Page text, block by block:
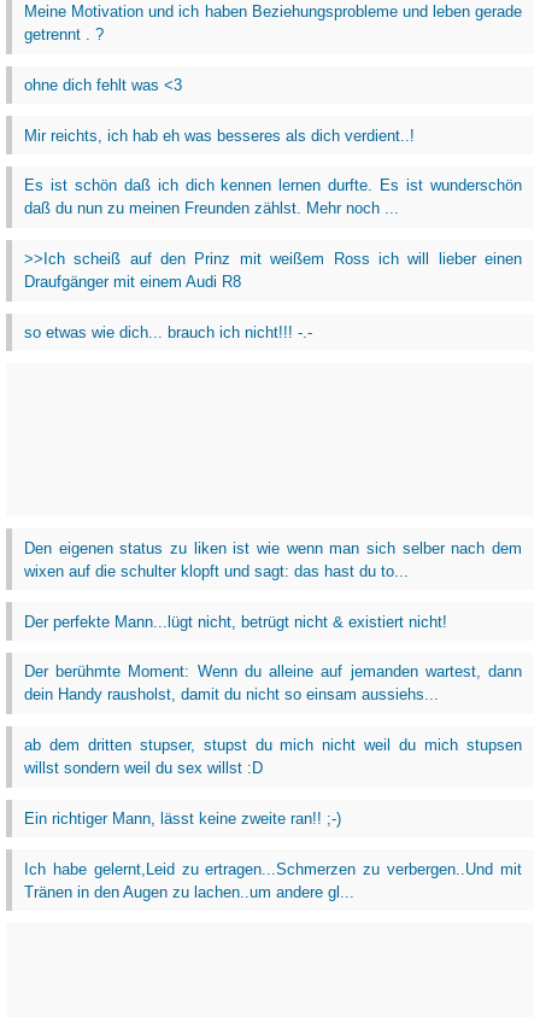
Meine Motivation und ich haben Beziehungsprobleme und leben gerade
getrennt . ?
ohne dich fehlt was <3
Mir reichts, ich hab eh was besseres als dich verdient..!
Es ist schön daß ich dich kennen lernen durfte. Es ist wunderschön
daß du nun zu meinen Freunden zählst. Mehr noch ...
>>Ich scheiß auf den Prinz mit weißem Ross ich will lieber einen
Draufgänger mit einem Audi R8
so etwas wie dich... brauch ich nicht!!! -.-
Den eigenen status zu liken ist wie wenn man sich selber nach dem
wixen auf die schulter klopft und sagt: das hast du to...
Der perfekte Mann...lügt nicht, betrügt nicht & existiert nicht!
Der berühmte Moment: Wenn du alleine auf jemanden wartest, dann
dein Handy rausholst, damit du nicht so einsam aussiehs...
ab dem dritten stupser, stupst du mich nicht weil du mich stupsen
willst sondern weil du sex willst :D
Ein richtiger Mann, lässt keine zweite ran!! ;-)
Ich habe gelernt,Leid zu ertragen...Schmerzen zu verbergen..Und mit
Tränen in den Augen zu lachen..um andere gl...